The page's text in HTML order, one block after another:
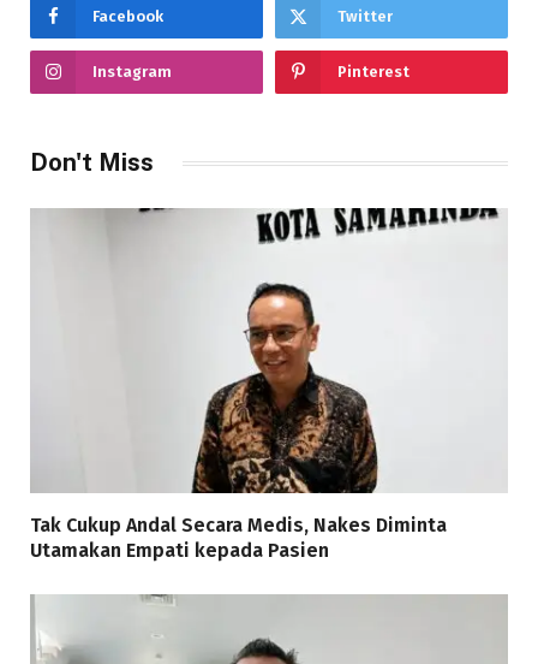
Facebook Twitter
Instagram Pinterest
Don't Miss
Tak Cukup Andal Secara Medis, Nakes Diminta
Utamakan Empati kepada Pasien